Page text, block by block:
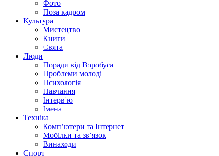
Фото
Поза кадром
Культура
Мистецтво
Книги
Свята
Люди
Поради від Воробуса
Проблеми молоді
Психологія
Навчання
Інтерв’ю
Імена
Техніка
Комп’ютери та Інтернет
Мобілки та зв’язок
Винаходи
Спорт